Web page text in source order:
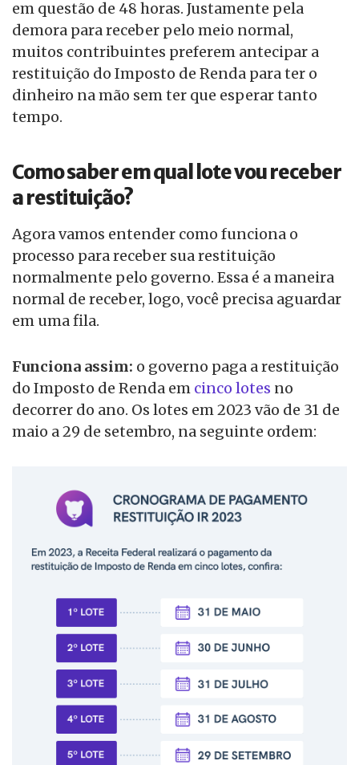
em questão de 48 horas. Justamente pela
demora para receber pelo meio normal,
muitos contribuintes preferem antecipar a
restituição do Imposto de Renda para ter o
dinheiro na mão sem ter que esperar tanto
tempo.
Como saber em qual lote vou receber
a restituição?
Agora vamos entender como funciona o
processo para receber sua restituição
normalmente pelo governo. Essa é a maneira
normal de receber, logo, você precisa aguardar
em uma fila.
Funciona assim: o governo paga a restituição
do Imposto de Renda em cinco lotes no
decorrer do ano. Os lotes em 2023 vão de 31 de
maio a 29 de setembro, na seguinte ordem: